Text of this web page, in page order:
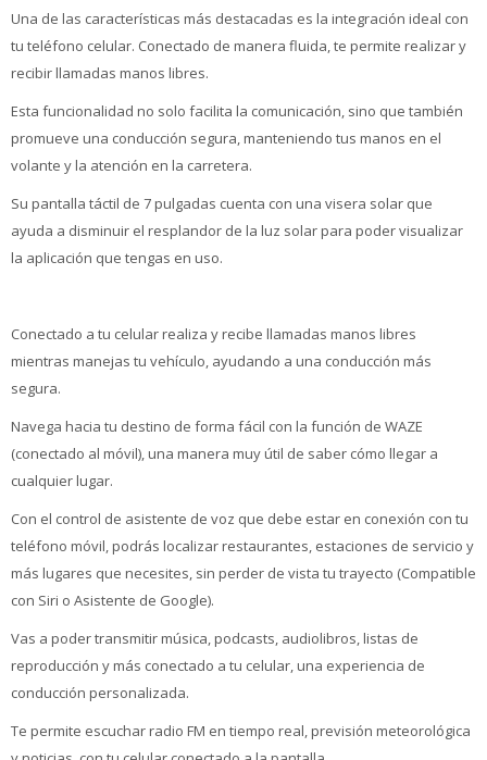
Una de las características más destacadas es la integración ideal con
tu teléfono celular. Conectado de manera fluida, te permite realizar y
recibir llamadas manos libres.
Esta funcionalidad no solo facilita la comunicación, sino que también
promueve una conducción segura, manteniendo tus manos en el
volante y la atención en la carretera.
Su pantalla táctil de 7 pulgadas cuenta con una visera solar que
ayuda a disminuir el resplandor de la luz solar para poder visualizar
la aplicación que tengas en uso.
Conectado a tu celular realiza y recibe llamadas manos libres
mientras manejas tu vehículo, ayudando a una conducción más
segura.
Navega hacia tu destino de forma fácil con la función de WAZE
(conectado al móvil), una manera muy útil de saber cómo llegar a
cualquier lugar.
Con el control de asistente de voz que debe estar en conexión con tu
teléfono móvil, podrás localizar restaurantes, estaciones de servicio y
más lugares que necesites, sin perder de vista tu trayecto (Compatible
con Siri o Asistente de Google).
Vas a poder transmitir música, podcasts, audiolibros, listas de
reproducción y más conectado a tu celular, una experiencia de
conducción personalizada.
Te permite escuchar radio FM en tiempo real, previsión meteorológica